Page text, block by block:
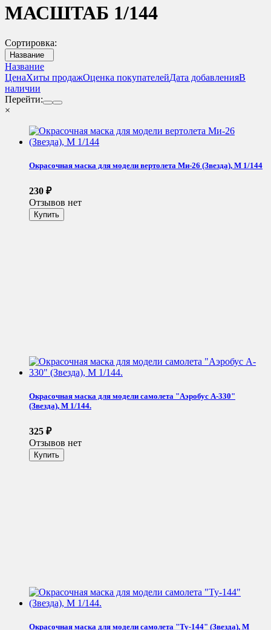
МАСШТАБ 1/144
Сортировка:
Название
Название
ЦенаХиты продажОценка покупателейДата добавленияВ
наличии
Перейти:
×
Окрасочная маска для модели вертолета Ми-26 (Звезда), М 1/144
230 ₽
Отзывов нет
Окрасочная маска для модели самолета "Аэробус A-330"
(Звезда), М 1/144.
325 ₽
Отзывов нет
Окрасочная маска для модели самолета "Ту-144" (Звезда), М